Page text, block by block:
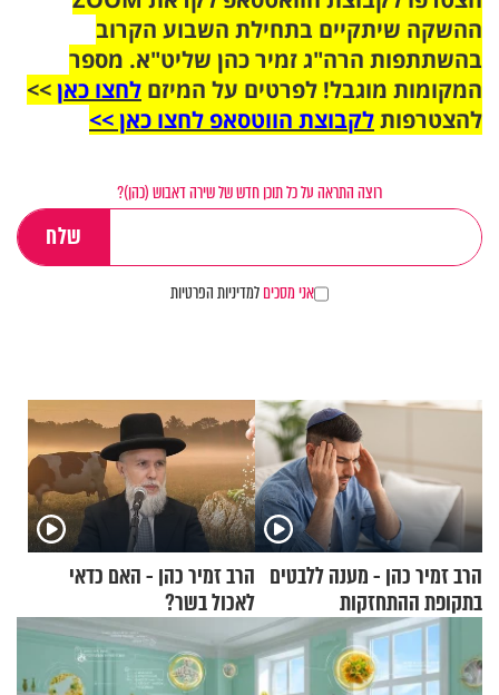
ההשקה שיתקיים בתחילת השבוע הקרוב
בהשתתפות הרה"ג זמיר כהן שליט"א. מספר
המקומות מוגבל! לפרטים על המיזם לחצו כאן>>
להצטרפותלקבוצת הווטסאפ לחצו כאן >>
רוצה התראה על כל תוכן חדש של שירה דאבוש (כהן)?
אני מסכיםלמדיניות הפרטיות
הרב זמיר כהן - מענה ללבטים
בתקופת ההתחזקות
הרב זמיר כהן - האם כדאי
לאכול בשר?